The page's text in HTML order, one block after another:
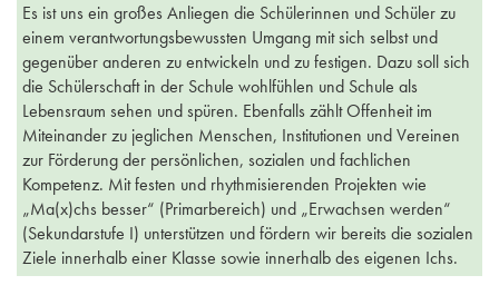
Es ist uns ein großes Anliegen die Schülerinnen und Schüler zu
einem verantwortungsbewussten Umgang mit sich selbst und
gegenüber anderen zu entwickeln und zu festigen. Dazu soll sich
die Schülerschaft in der Schule wohlfühlen und Schule als
Lebensraum sehen und spüren. Ebenfalls zählt Offenheit im
Miteinander zu jeglichen Menschen, Institutionen und Vereinen
zur Förderung der persönlichen, sozialen und fachlichen
Kompetenz. Mit festen und rhythmisierenden Projekten wie
„Ma(x)chs besser“ (Primarbereich) und „Erwachsen werden“
(Sekundarstufe I) unterstützen und fördern wir bereits die sozialen
Ziele innerhalb einer Klasse sowie innerhalb des eigenen Ichs.